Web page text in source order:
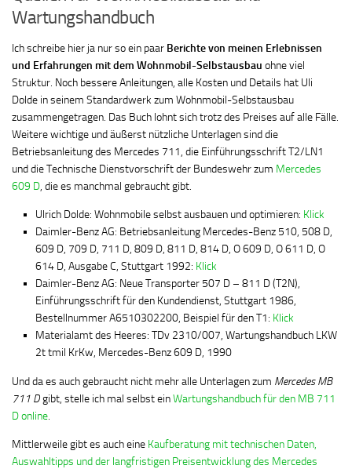
Wartungshandbuch
Ich schreibe hier ja nur so ein paar Berichte von meinen Erlebnissen
und Erfahrungen mit dem Wohnmobil-Selbstausbau ohne viel
Struktur. Noch bessere Anleitungen, alle Kosten und Details hat Uli
Dolde in seinem Standardwerk zum Wohnmobil-Selbstausbau
zusammengetragen. Das Buch lohnt sich trotz des Preises auf alle Fälle.
Weitere wichtige und äußerst nützliche Unterlagen sind die
Betriebsanleitung des Mercedes 711, die Einführungsschrift T2/LN1
und die Technische Dienstvorschrift der Bundeswehr zum Mercedes
609 D, die es manchmal gebraucht gibt.
Ulrich Dolde: Wohnmobile selbst ausbauen und optimieren: Klick
Daimler-Benz AG: Betriebsanleitung Mercedes-Benz 510, 508 D,
609 D, 709 D, 711 D, 809 D, 811 D, 814 D, O 609 D, O 611 D, O
614 D, Ausgabe C, Stuttgart 1992: Klick
Daimler-Benz AG: Neue Transporter 507 D – 811 D (T2N),
Einführungsschrift für den Kundendienst, Stuttgart 1986,
Bestellnummer A6510302200, Beispiel für den T1: Klick
Materialamt des Heeres: TDv 2310/007, Wartungshandbuch LKW
2t tmil KrKw, Mercedes-Benz 609 D, 1990
Und da es auch gebraucht nicht mehr alle Unterlagen zum Mercedes MB
711 Dgibt, stelle ich mal selbst einWartungshandbuch für den MB 711
D online.
Mittlerweile gibt es auch eine Kaufberatung mit technischen Daten,
Auswahltipps und der langfristigen Preisentwicklung des Mercedes